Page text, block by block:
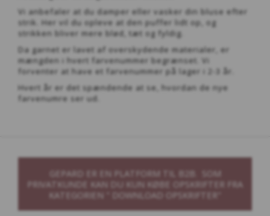
Vi anbefaler at du damper eller vasker din bluse efter
strik. Her vil du opleve at den puffer lidt op, og
strikken bliver mere blød, tæt og fyldig.
Da garnet er lavet af overskydende materialer, er
mængden i hvert farvenummer begrænset. Vi
forventer at have et farvenummer på lager i 2-3 år.
Hvert år er det spændende at se, hvordan de nye
farvenumre ser ud.
GEPARD ER EN PLATFORM TIL B2B. SOM
PRIVATKUNDE KAN DU KUN KØBE OPSKRIFTER FRA
KATEGORIEN " DOWNLOAD OPSKRIFTER"